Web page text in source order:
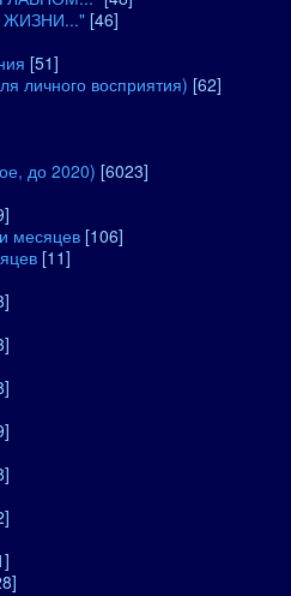
ЖИЗНИ..." [46]
[51]
личного восприятия) [62]
до 2020) [6023]
месяцев [106]
[11]